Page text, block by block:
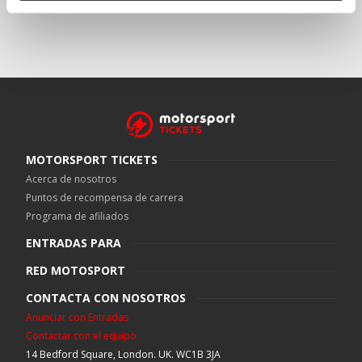
MOTORSPORT TICKETS
Acerca de nosotros
Puntos de recompensa de carrera
Programa de afiliados
ENTRADAS PARA
RED MOTOSPORT
CONTACTA CON NOSOTROS
Anunciar con Entradas
Contactar con el equipo
14 Bedford Square, London. UK. WC1B 3JA